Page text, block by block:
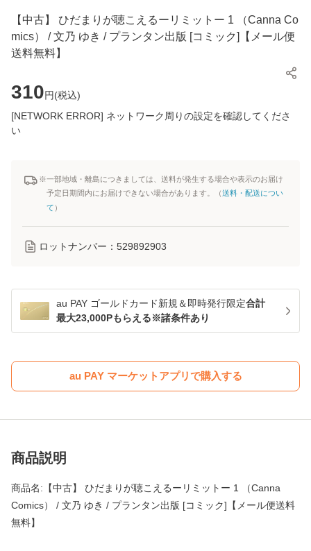
【中古】 ひだまりが聴こえるーリミットー 1 （Canna Co
mics） / 文乃 ゆき / プランタン出版 [コミック]【メール便
送料無料】
310円(税込)
[NETWORK ERROR] ネットワーク周りの設定を確認してくださ
い
※一部地域・離島につきましては、送料が発生する場合や表示のお届け
予定日期間内にお届けできない場合があります。（送料・配送につい
て ）
ロットナンバー： 529892903
au PAY ゴールドカード新規＆即時発行限定合計
最大23,000Pもらえる※諸条件あり
au PAY マーケットアプリで購入する
商品説明
商品名:【中古】 ひだまりが聴こえるーリミットー 1 （Canna
Comics） / 文乃 ゆき / プランタン出版 [コミック]【メール便送料
無料】